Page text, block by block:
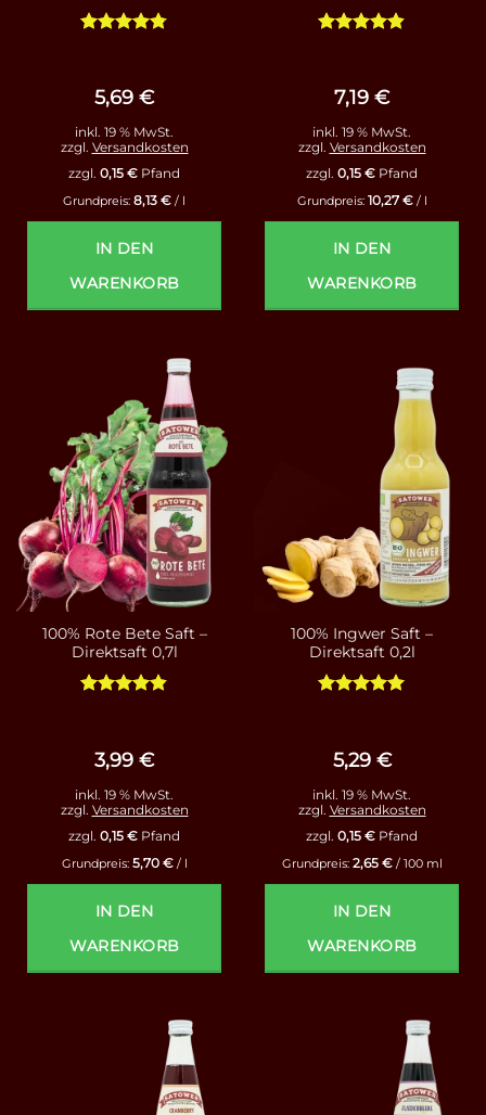
5,69 €
inkl. 19 % MwSt.
zzgl. Versandkosten
zzgl. 0,15 € Pfand
Grundpreis: 8,13 € / l
IN DEN
WARENKORB
7,19 €
inkl. 19 % MwSt.
zzgl. Versandkosten
zzgl. 0,15 € Pfand
Grundpreis: 10,27 €/ l
IN DEN
WARENKORB
100% Rote Bete Saft –
Direktsaft 0,7l
3,99 €
inkl. 19 % MwSt.
zzgl. Versandkosten
zzgl. 0,15 € Pfand
Grundpreis: 5,70 €/ l
IN DEN
WARENKORB
100% Ingwer Saft –
Direktsaft 0,2l
5,29 €
inkl. 19 % MwSt.
zzgl. Versandkosten
zzgl. 0,15 € Pfand
Grundpreis: 2,65 €/ 100 ml
IN DEN
WARENKORB